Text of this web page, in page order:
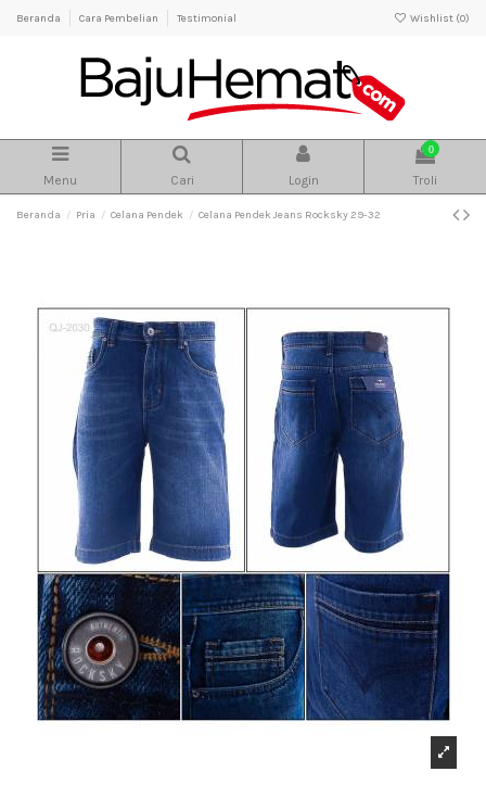
Beranda Cara Pembelian Testimonial Wishlist (0)
Menu Cari Login
0
Troli
Beranda Pria Celana Pendek Celana Pendek Jeans Rocksky 29-32